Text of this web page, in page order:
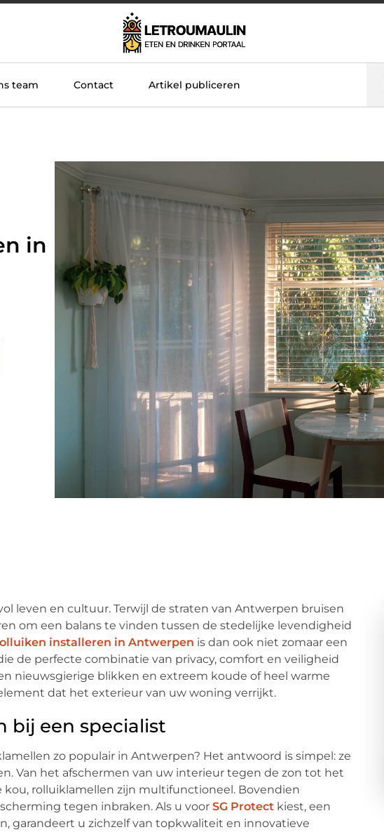
team Contact Artikel publiceren
in
leven en cultuur. Terwijl de straten van Antwerpen bruisen
om een balans te vinden tussen de stedelijke levendigheid
installeren in Antwerpen is dan ook niet zomaar een
de perfecte combinatie van privacy, comfort en veiligheid
nieuwsgierige blikken en extreem koude of heel warme
dat het exterieur van uw woning verrijkt.
bij een specialist
zo populair in Antwerpen? Het antwoord is simpel: ze
Van het afschermen van uw interieur tegen de zon tot het
rolluiklamellen zijn multifunctioneel. Bovendien
tegen inbraken. Als u voor SG Protect kiest, een
garandeert u zichzelf van topkwaliteit en innovatieve